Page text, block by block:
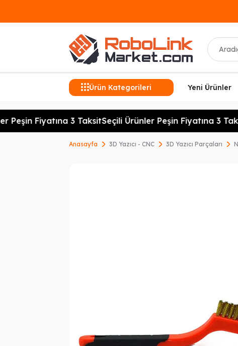
Ara
Ürün Kategorileri Yeni Ürünler
Peşin Fiyatına 3 TaksitSeçili Ürünler Peşin Fiyatına 3
Anasayfa 3D Yazıcı - CNC 3D Yazıcı Parçaları